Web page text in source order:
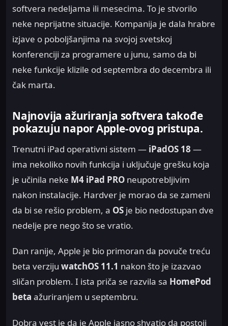
softvera nedeljama ili mesecima. To je stvorilo
neke neprijatne situacije. Kompanija je dala hrabre
izjave o poboljšanjima na svojoj svetskoj
konferenciji za programere u junu, samo da bi
neke funkcije klizile od septembra do decembra ili
čak marta.
Najnovija ažuriranja softvera takođe
pokazuju napor Apple-ovog pristupa.
Trenutni iPad operativni sistem — iPadOS 18 —
ima nekoliko novih funkcija i uključuje grešku koja
je učinila neke M4 iPad PRO neupotrebljivim
nakon instalacije. Hardver je morao da se zameni
da bi se rešio problem, a OS je bio nedostupan dve
nedelje pre nego što se vratio.
Dan ranije, Apple je bio primoran da povuče treću
beta verziju watchOS 11.1 nakon što je izazvao
sličan problem. I ista priča se razvila sa HomePod
beta ažuriranjem u septembru.
Dobra vest je da je Apple jasno shvatio da postoji